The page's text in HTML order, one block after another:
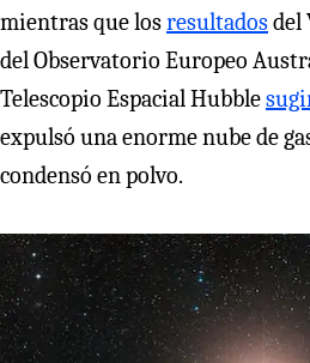
mientras que losresultadosdel
del Observatorio Europeo
Telescopio Espacial Hubble
expulsó una enorme nube de
condensó en polvo.